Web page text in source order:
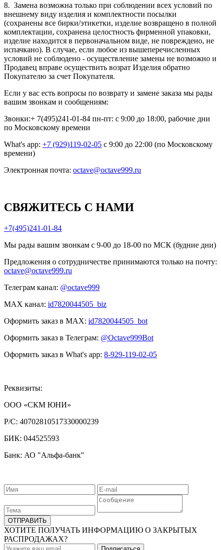
8. Замена возможна только при соблюдении всех условий по
внешнему виду изделия и комплектности посылки
(сохранены все бирки/этикетки, изделие возвращено в полной
комплектации, сохранена целостность фирменной упаковки,
изделие находится в первоначальном виде, не повреждено, не
испачкано). В случае, если любое из вышеперечисленных
условий не соблюдено - осуществление замены не возможно и
Продавец вправе осуществить возрат Изделия обратно
Покупателю за счет Покупателя.
Если у вас есть вопросы по возврату и замене заказа мы рады
вашим звонкам и сообщениям:
Звонки:+ 7(495)241-01-84 пн-пт: с 9:00 до 18:00, рабочие дни
по Московскому времени
What's app: +7 (929)119-02-05 с 9:00 до 22:00 (по Московскому
времени)
Электронная почта: octave@octave999.ru
СВЯЖИТЕСЬ С НАМИ
+7(495)241-01-84
Мы рады вашим звонкам с 9-00 до 18-00 по МСК (будние дни)
Предложения о сотрудничестве принимаются только на почту:
octave@octave999.ru
Телеграм канал: @octave999
MAX канал: id7820044505_biz
Оформить заказ в MAX: id7820044505_bot
Оформить заказ в Телеграм: @Octave999Bot
Оформить заказ в What's app: 8-929-119-02-05
Реквизиты:
ООО «СКМ ЮНИ»
Р/С: 40702810517330000239
БИК: 044525593
Банк: АО "Альфа-банк"
ХОТИТЕ ПОЛУЧАТЬ ИНФОРМАЦИЮ О ЗАКРЫТЫХ
РАСПРОДАЖАХ?